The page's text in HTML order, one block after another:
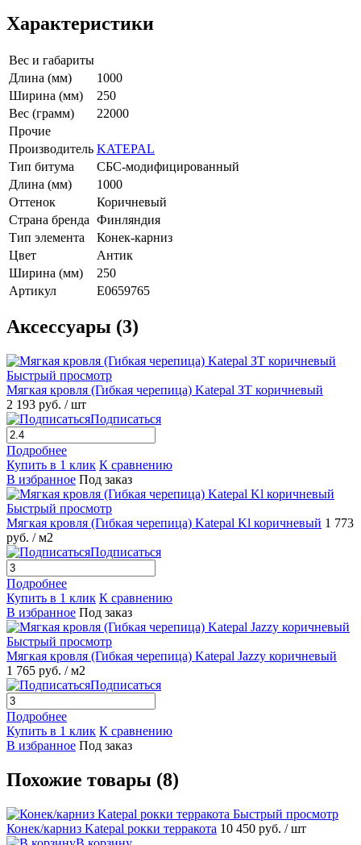
Характеристики
Вес и габариты
Длина (мм)
1000
Ширина (мм)
250
Вес (грамм)
22000
Прочие
Производитель KATEPAL
Тип битума
СБС-модифицированный
Длина (мм)
1000
Оттенок
Коричневый
Страна бренда Финляндия
Тип элемента
Конек-карниз
Цвет
Антик
Ширина (мм)
250
Артикул
E0659765
Аксессуары (3)
Быстрый просмотр
Мягкая кровля (Гибкая черепица) Katepal ЗТ коричневый
2 193 руб. / шт
Подписаться
Подробнее
Купить в 1 клик К сравнению
В избранное Под заказ
Быстрый просмотр
Мягкая кровля (Гибкая черепица) Katepal Kl коричневый 1 773
руб. / м2
Подписаться
Подробнее
Купить в 1 клик К сравнению
В избранное Под заказ
Быстрый просмотр
Мягкая кровля (Гибкая черепица) Katepal Jazzy коричневый
1 765 руб. / м2
Подписаться
Подробнее
Купить в 1 клик К сравнению
В избранное Под заказ
Похожие товары (8)
Быстрый просмотр
Конек/карниз Katepal рокки терракота 10 450 руб. / шт